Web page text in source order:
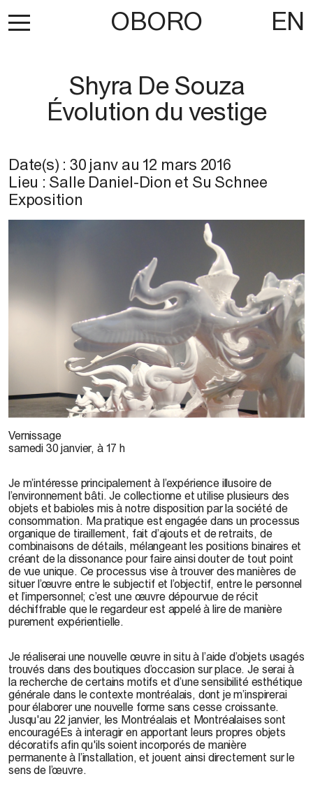
OBORO EN
Shyra De Souza
Évolution du vestige
Date(s) : 30 janv au 12 mars 2016
Lieu : Salle Daniel-Dion et Su Schnee
Exposition
Vernissage
samedi 30 janvier, à 17 h
Je m’intéresse principalement à l’expérience illusoire de
l’environnement bâti. Je collectionne et utilise plusieurs des
objets et babioles mis à notre disposition par la société de
consommation. Ma pratique est engagée dans un processus
organique de tiraillement, fait d’ajouts et de retraits, de
combinaisons de détails, mélangeant les positions binaires et
créant de la dissonance pour faire ainsi douter de tout point
de vue unique. Ce processus vise à trouver des manières de
situer l’œuvre entre le subjectif et l’objectif, entre le personnel
et l’impersonnel; c’est une œuvre dépourvue de récit
déchiffrable que le regardeur est appelé à lire de manière
purement expérientielle.
Je réaliserai une nouvelle œuvre in situ à l’aide d’objets usagés
trouvés dans des boutiques d’occasion sur place. Je serai à
la recherche de certains motifs et d’une sensibilité esthétique
générale dans le contexte montréalais, dont je m’inspirerai
pour élaborer une nouvelle forme sans cesse croissante.
Jusqu'au 22 janvier, les Montréalais et Montréalaises sont
encouragéEs à interagir en apportant leurs propres objets
décoratifs afin qu'ils soient incorporés de manière
permanente à l’installation, et jouent ainsi directement sur le
sens de l’œuvre.